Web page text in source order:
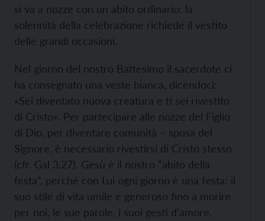
si va a nozze con un abito ordinario: la
solennità della celebrazione richiede il vestito
delle grandi occasioni.
Nel giorno del nostro Battesimo il sacerdote ci
ha consegnato una veste bianca, dicendoci:
«Sei diventato nuova creatura e ti sei rivestito
di Cristo». Per partecipare alle nozze del Figlio
di Dio, per diventare comunità – sposa del
Signore, è necessario rivestirsi di Cristo stesso
(cfr. Gal 3,27). Gesù è il nostro “abito della
festa”, perché con Lui ogni giorno è una festa: il
suo stile di vita umile e generoso fino a morire
per noi, le sue parole, i suoi gesti d’amore,